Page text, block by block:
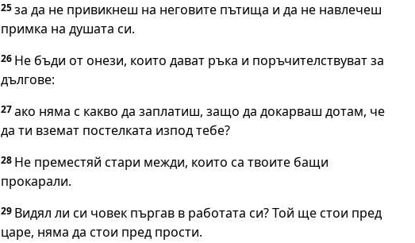
25за да не привикнеш на неговите пътища и да не навлечеш
примка на душата си.
26 Не бъди от онези, които дават ръка и поръчителствуват за
дългове:
27ако няма с какво да заплатиш, защо да докарваш дотам, че
да ти вземат постелката изпод тебе?
28 Не преместяй стари межди, които са твоите бащи
прокарали.
29 Видял ли си човек пъргав в работата си? Той ще стои пред
царе, няма да стои пред прости.